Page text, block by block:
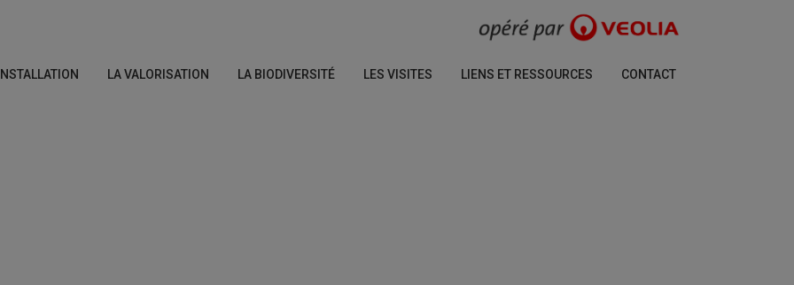
LA VALORISATION LA BIODIVERSITÉ LES VISITES LIENS ET RESSOURCES CONTACT